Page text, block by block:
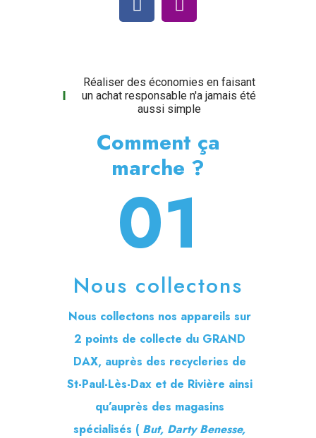
Réaliser des économies en faisant
un achat responsable n'a jamais été
aussi simple
Comment ça
marche ?
01
Nous collectons
Nous collectons nos appareils sur
2 points de collecte du GRAND
DAX, auprès des recycleries de
St-Paul-Lès-Dax et de Rivière ainsi
qu’auprès des magasins
spécialisés ( But, Darty Benesse,